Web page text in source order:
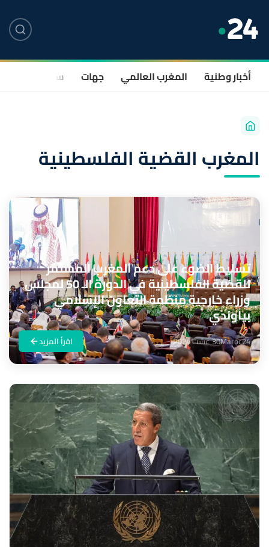
أخبار وطنية المغرب العالمي جهات سياسة
المغرب القضية الفلسطينية
تسليط الضوء على دعم المغرب المستمر
للقضية الفلسطينية في الدورة الـ 50 لمجلس
وزراء خارجية منظمة التعاون الإسلامي
بياوندي
Maroc2430 غشت 2024 اقرأ المزيد